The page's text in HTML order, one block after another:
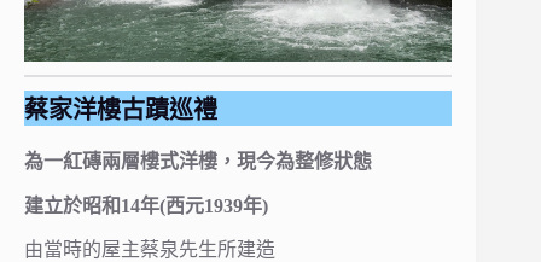
蔡家洋樓古蹟巡禮
為一紅磚兩層樓式洋樓，現今為整修狀態
建立於昭和14年(西元1939年)
由當時的屋主蔡泉先生所建造